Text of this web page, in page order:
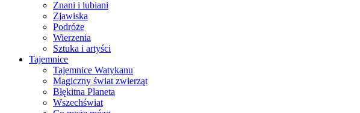
Znani i lubiani
Zjawiska
Podróże
Wierzenia
Sztuka i artyści
Tajemnice
Tajemnice Watykanu
Magiczny świat zwierząt
Błękitna Planeta
Wszechświat